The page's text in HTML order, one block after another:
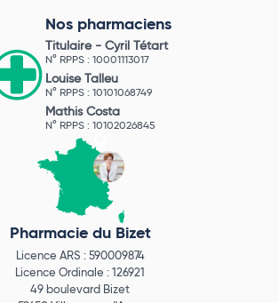
Nos pharmaciens
Titulaire - Cyril Tétart
N° RPPS : 10001113017
Louise Talleu
N° RPPS : 10101068749
Mathis Costa
N° RPPS : 10102026845
Pharmacie du Bizet
Licence ARS : 590009874
Licence Ordinale : 126921
49 boulevard Bizet